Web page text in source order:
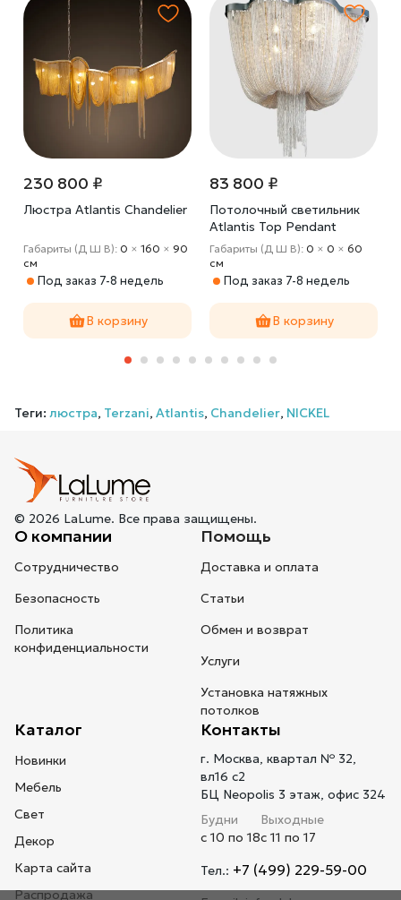
230 800 ₽
Люстра Atlantis Chandelier
Габариты (Д Ш В): 0 × 160 × 90
cм
Под заказ 7-8 недель
В корзину
83 800 ₽
Потолочный светильник
Atlantis Top Pendant
Габариты (Д Ш В): 0 × 0 × 60
cм
Под заказ 7-8 недель
В корзину
Теги: люстра, Terzani, Atlantis, Chandelier, NICKEL
© 2026 LaLume. Все права защищены.
О компании
Сотрудничество
Безопасность
Политика
конфиденциальности
Помощь
Доставка и оплата
Статьи
Обмен и возврат
Услуги
Установка натяжных
потолков
Каталог
Новинки
Мебель
Свет
Декор
Карта сайта
Распродажа
Контакты
г. Москва, квартал № 32,
вл16 с2
БЦ Neopolis 3 этаж, офис 324
Будни
с 10 по 18
Выходные
с 11 по 17
Тел.: +7 (499) 229-59-00